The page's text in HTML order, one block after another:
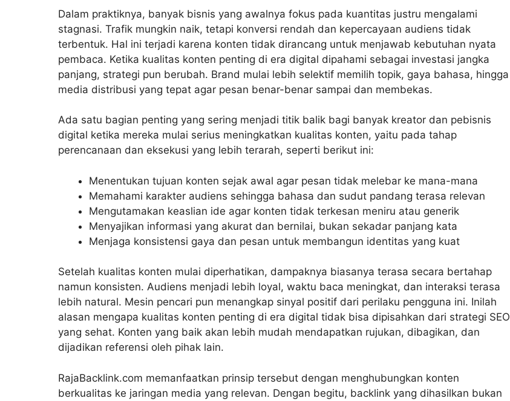
Dalam praktiknya, banyak bisnis yang awalnya fokus pada kuantitas justru mengalami
stagnasi. Trafik mungkin naik, tetapi konversi rendah dan kepercayaan audiens tidak
terbentuk. Hal ini terjadi karena konten tidak dirancang untuk menjawab kebutuhan nyata
pembaca. Ketika kualitas konten penting di era digital dipahami sebagai investasi jangka
panjang, strategi pun berubah. Brand mulai lebih selektif memilih topik, gaya bahasa, hingga
media distribusi yang tepat agar pesan benar-benar sampai dan membekas.
Ada satu bagian penting yang sering menjadi titik balik bagi banyak kreator dan pebisnis
digital ketika mereka mulai serius meningkatkan kualitas konten, yaitu pada tahap
perencanaan dan eksekusi yang lebih terarah, seperti berikut ini:
Menentukan tujuan konten sejak awal agar pesan tidak melebar ke mana-mana
Memahami karakter audiens sehingga bahasa dan sudut pandang terasa relevan
Mengutamakan keaslian ide agar konten tidak terkesan meniru atau generik
Menyajikan informasi yang akurat dan bernilai, bukan sekadar panjang kata
Menjaga konsistensi gaya dan pesan untuk membangun identitas yang kuat
Setelah kualitas konten mulai diperhatikan, dampaknya biasanya terasa secara bertahap
namun konsisten. Audiens menjadi lebih loyal, waktu baca meningkat, dan interaksi terasa
lebih natural. Mesin pencari pun menangkap sinyal positif dari perilaku pengguna ini. Inilah
alasan mengapa kualitas konten penting di era digital tidak bisa dipisahkan dari strategi SEO
yang sehat. Konten yang baik akan lebih mudah mendapatkan rujukan, dibagikan, dan
dijadikan referensi oleh pihak lain.
RajaBacklink.com memanfaatkan prinsip tersebut dengan menghubungkan konten
berkualitas ke jaringan media yang relevan. Dengan begitu, backlink yang dihasilkan bukan